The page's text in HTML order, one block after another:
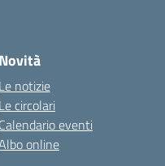
Novità
Le notizie
Le circolari
Calendario eventi
online